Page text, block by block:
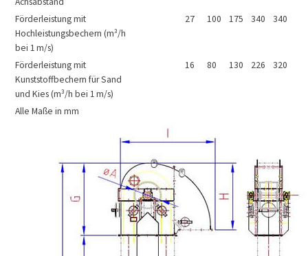
Förderleistung mit
Hochleistungsbechern (m³/h
bei 1 m/s)
27 100 175 340 340
Förderleistung mit
Kunststoffbechern für Sand
und Kies (m³/h bei 1 m/s)
16 80 130 226 320
Alle Maße in mm